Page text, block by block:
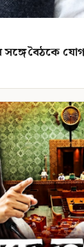
বৈঠকে